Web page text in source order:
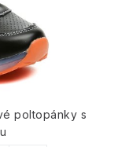
poltopánky s